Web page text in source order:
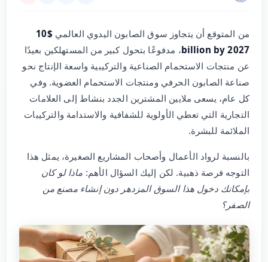
من المتوقع أن يتجاوز سوق الصابون اليدوي العالمي
$10
billion by 2027، مدفوعًا بتحول كبير من المستهلكين بعيدًا
عن منتجات الاستحمام الصناعية والتركيبية واسعة الإنتاج نحو
صناعة الصابون الحرفي ومنتجات الاستحمام العضوية. وفي
كل عام، يسعى ملايين المشترين الجدد بنشاط إلى العلامات
التجارية التي تعطي الأولوية للشفافية والاستدامة والتركيبات
الملائمة للبشرة.
بالنسبة لرواد الأعمال وأصحاب المشاريع الصغيرة، يمثل هذا
التوجه فرصة ذهبية. لكن إليك السؤال الأهم: ماذا لو كان
بإمكانك دخول هذا السوق المزدهر دون إنشاء مصنع من
الصفر؟